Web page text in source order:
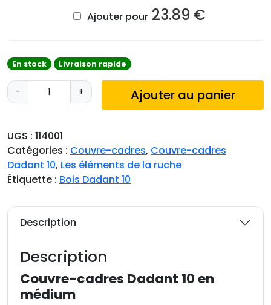
Ajouter pour 23.89 €
En stock Livraison rapide
-
q
u
n
t
i
t
+ Ajouter au panier
UGS : 114001
Catégories : Couvre-cadres, Couvre-cadres
Dadant 10, Les éléments de la ruche
Étiquette : Bois Dadant 10
Description
Description
Couvre-cadres Dadant 10 en
médium